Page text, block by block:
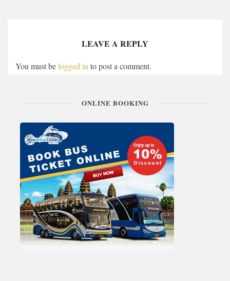
LEAVE A REPLY
You must belogged in to post a comment.
ONLINE BOOKING